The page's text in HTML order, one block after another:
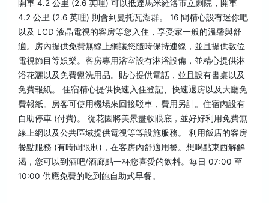
開車 4.2 公里 (2.6 英哩) 可以抵達馬米羅洛市立劇院，開車
4.2 公里 (2.6 英哩) 則會到曼托瓦湖群。 16 間精心設有迷你吧
以及 LCD 液晶電視的客房等您入住，享受家一般的溫馨與舒
適。房內提供免費無線上網讓您隨時保持連線，並且提供數位
電視節目等娛樂。客房專用浴室設有淋浴設備，並精心提供淋
浴花灑以及免費盥洗用品。貼心提供電話，並且設有書桌以及
免費報紙。 住宿精心提供快速入住登記、快速退房以及大廳免
費報紙。房客可使用機場來回接駁車，費用另計。住宿內設有
自助停車 (付費)。 從花園將美景盡收眼底，並好好利用免費無
線上網以及公共區域提供電視等等設施服務。 利用飯店的客房
餐點服務 (有時間限制)，在客房內舒適用餐。想喝點東西解解
渴，您可以到酒吧/酒廊點一杯您喜愛的飲料。每日 07:00 至
10:00 供應免費的吃到飽自助式早餐。